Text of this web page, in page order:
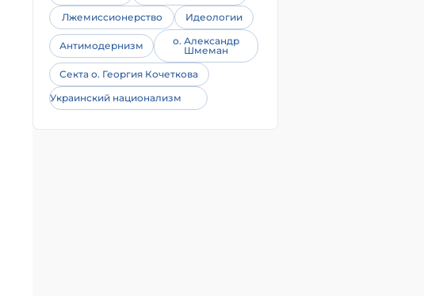
Лжемиссионерство
Идеологии
Антимодернизм
о. Александр
Шмеман
Секта о. Георгия Кочеткова
Украинский национализм